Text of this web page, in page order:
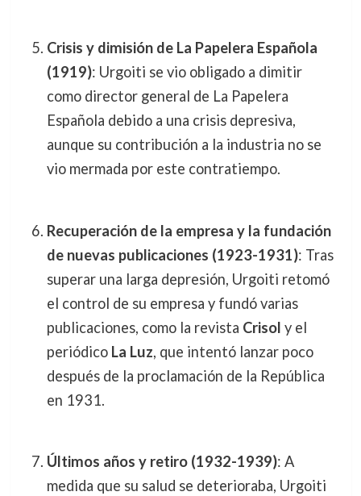
Crisis y dimisión de La Papelera Española
(1919): Urgoiti se vio obligado a dimitir
como director general de La Papelera
Española debido a una crisis depresiva,
aunque su contribución a la industria no se
vio mermada por este contratiempo.
Recuperación de la empresa y la fundación
de nuevas publicaciones (1923-1931): Tras
superar una larga depresión, Urgoiti retomó
el control de su empresa y fundó varias
publicaciones, como la revista Crisol y el
periódico La Luz, que intentó lanzar poco
después de la proclamación de la República
en 1931.
Últimos años y retiro (1932-1939): A
medida que su salud se deterioraba, Urgoiti